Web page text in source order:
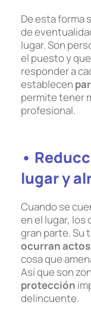
De esta forma
de
lugar. Son
el puesto y
responder a
establecen
permite tener
profesional.
•
lugar y
Cuando se
en el lugar, los
gran parte. Su
ocurran
cosa que
Así que son
protección
delincuente.